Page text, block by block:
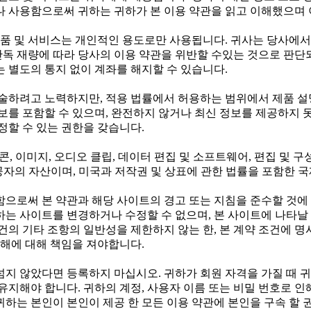
용함으로써 귀하는 귀하가 본 이용 약관을 읽고 이해했으
및 서비스는 개인적인 용도로만 사용됩니다. 귀사는 당사에
재량에 따라 당사의 이용 약관을 위반할 수있는 것으로 판
별도의 통지 없이 계좌를 해지할 수 있습니다.
려고 노력하지만, 적용 법률에서 허용하는 범위에서 제품
포함할 수 있으며, 완전하지 않거나 최신 정보를 제공하지
할 수 있는 권한을 갖습니다.
이미지, 오디오 클립, 데이터 편집 및 소프트웨어, 편집 및
의 자산이며, 미국과 저작권 및 상표에 관한 법률을 포함한
로써 본 약관과 해당 사이트의 경고 또는 지침을 준수할 것
사이트를 변경하거나 수정할 수 없으며, 본 사이트에 나타
기타 조항의 일반성을 제한하지 않는 한, 본 계약 조건에
에 대해 책임을 져야합니다.
않았다면 등록하지 마십시오. 귀하가 회원 자격을 가질 때
해야 합니다. 귀하의 계정, 사용자 이름 또는 비밀 번호로
는 본인이 본인이 제공 한 모든 이용 약관에 본인을 구속 할